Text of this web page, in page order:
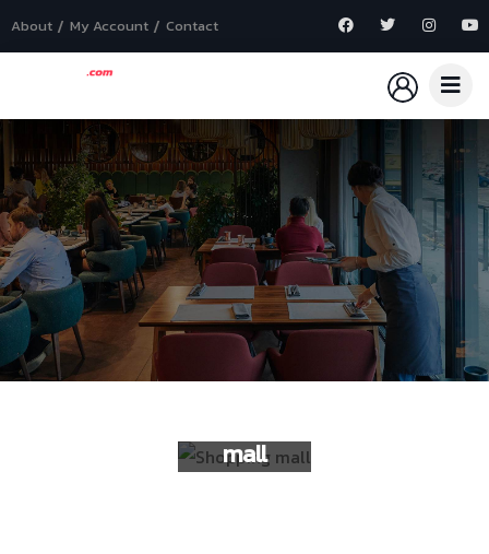
About My Account Contact
mall